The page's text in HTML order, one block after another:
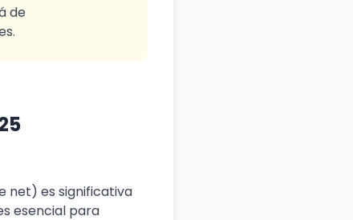
de
net) es significativa
esencial para